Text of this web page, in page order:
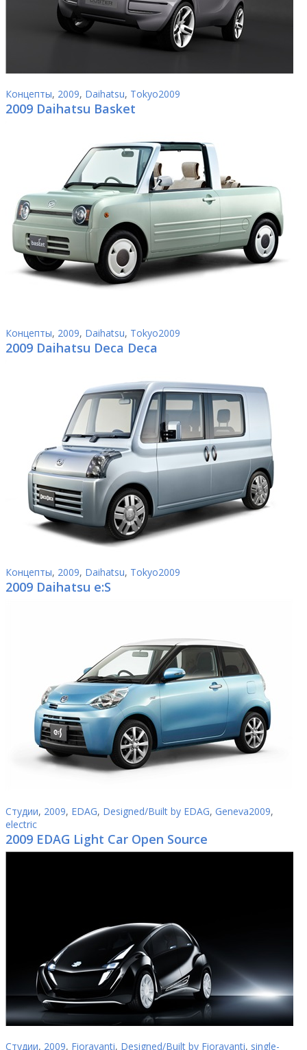
Концепты, 2009, Daihatsu, Tokyo2009
2009 Daihatsu Basket
Концепты, 2009, Daihatsu, Tokyo2009
2009 Daihatsu Deca Deca
Концепты, 2009, Daihatsu, Tokyo2009
2009 Daihatsu e:S
Студии, 2009, EDAG, Designed/Built by EDAG, Geneva2009,
electric
2009 EDAG Light Car Open Source
Студии, 2009, Fioravanti, Designed/Built by Fioravanti, single-